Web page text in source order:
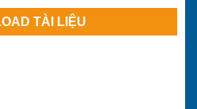
TÀI LIỆU